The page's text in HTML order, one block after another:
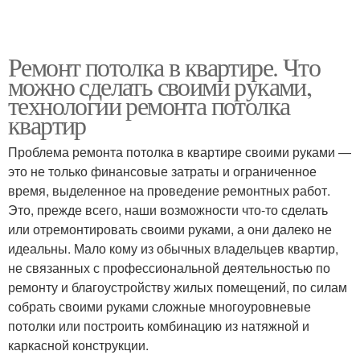
Ремонт потолка в квартире. Что
можно сделать своими руками,
технологии ремонта потолка
квартир
Проблема ремонта потолка в квартире своими руками —
это не только финансовые затраты и ограниченное
время, выделенное на проведение ремонтных работ.
Это, прежде всего, наши возможности что-то сделать
или отремонтировать своими руками, а они далеко не
идеальны. Мало кому из обычных владельцев квартир,
не связанных с профессиональной деятельностью по
ремонту и благоустройству жилых помещений, по силам
собрать своими руками сложные многоуровневые
потолки или построить комбинацию из натяжной и
каркасной конструкции.